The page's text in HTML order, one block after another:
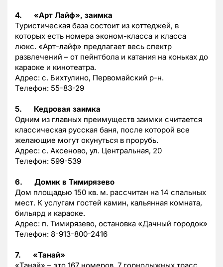
4. «Арт Лайф», заимка
Туристическая база состоит из коттеджей, в
которых есть номера эконом-класса и класса
люкс. «Арт-лайф» предлагает весь спектр
развлечений – от пейнтбола и катания на коньках до
караоке и кинотеатра.
Адрес: с. Бихтулино, Первомайский р-н.
Телефон: 55-83-29
5. Кедровая заимка
Одним из главных преимуществ заимки считается
классическая русская баня, после которой все
желающие могут окунуться в прорубь.
Адрес: с. Аксеново, ул. Центральная, 20
Телефон: 599-539
6. Домик в Тимирязево
Дом площадью 150 кв. м. рассчитан на 14 спальных
мест. К услугам гостей камин, кальянная комната,
бильярд и караоке.
Адрес: п. Тимирязево, остановка «Дачный городок»
Телефон: 8-913-800-2416
7. «Танай»